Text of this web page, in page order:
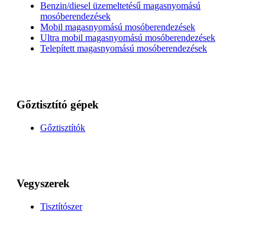
Benzin/diesel üzemeltetésű magasnyomású
mosóberendezések
Mobil magasnyomású mosóberendezések
Ultra mobil magasnyomású mosóberendezések
Telepített magasnyomású mosóberendezések
Gőztisztító gépek
Gőztisztítók
Vegyszerek
Tisztítószer